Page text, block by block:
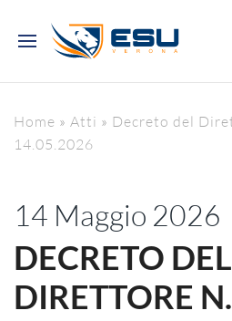
Home » Atti » Decreto del
14.05.2026
14 Maggio 2026
DECRETO DEL
DIRETTORE